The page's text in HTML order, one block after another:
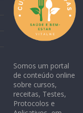
Somos um portal
de conteúdo online
sobre cursos,
receitas, Testes,
Protocolos e